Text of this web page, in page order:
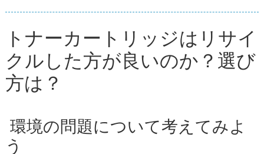
トナーカートリッジはリサイ
クルした方が良いのか？選び
方は？
環境の問題について考えてみよ
う